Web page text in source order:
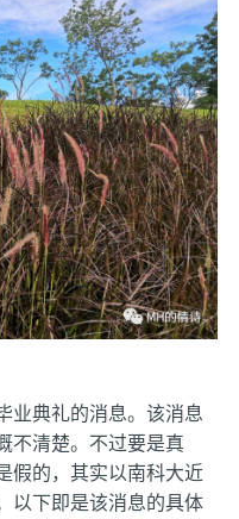
业典礼的消息。该消息
不清楚。不过要是真
假的，其实以南科大近
以下即是该消息的具体